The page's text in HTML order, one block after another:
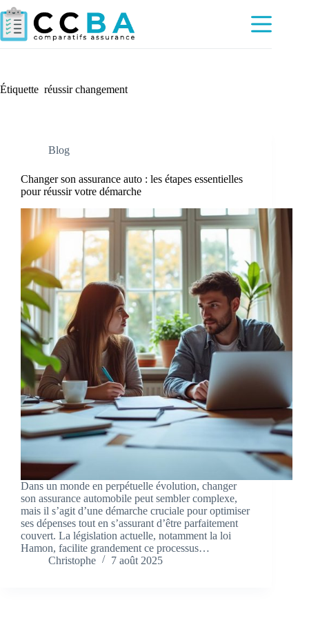
Passer
au
contenu
Étiquette réussir changement
Blog
Changer son assurance auto : les étapes essentielles
pour réussir votre démarche
Dans un monde en perpétuelle évolution, changer
son assurance automobile peut sembler complexe,
mais il s’agit d’une démarche cruciale pour optimiser
ses dépenses tout en s’assurant d’être parfaitement
couvert. La législation actuelle, notamment la loi
Hamon, facilite grandement ce processus…
Christophe
7 août 2025